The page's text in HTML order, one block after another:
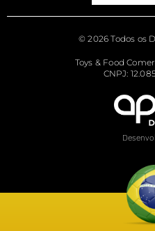
© 2026 Todos os
Toys & Food
CNPJ: